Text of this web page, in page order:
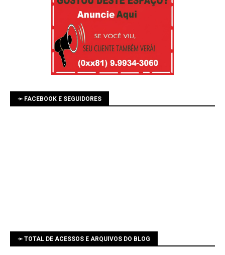
➛ FACEBOOK E SEGUIDORES
➛ TOTAL DE ACESSOS E ARQUIVOS DO BLOG